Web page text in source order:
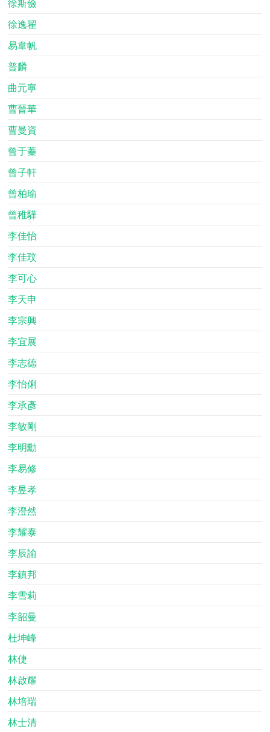
徐斯儉
徐逸翟
易韋帆
普麟
曲元寧
曹晉華
曹曼資
曾于蓁
曾子軒
曾柏瑜
曾稚驊
李佳怡
李佳玟
李可心
李天申
李宗興
李宜展
李志德
李怡俐
李承彥
李敏剛
李明勳
李易修
李昱孝
李澄然
李耀泰
李辰諭
李鎮邦
李雪莉
李韶曼
杜坤峰
林倢
林啟耀
林培瑞
林士清